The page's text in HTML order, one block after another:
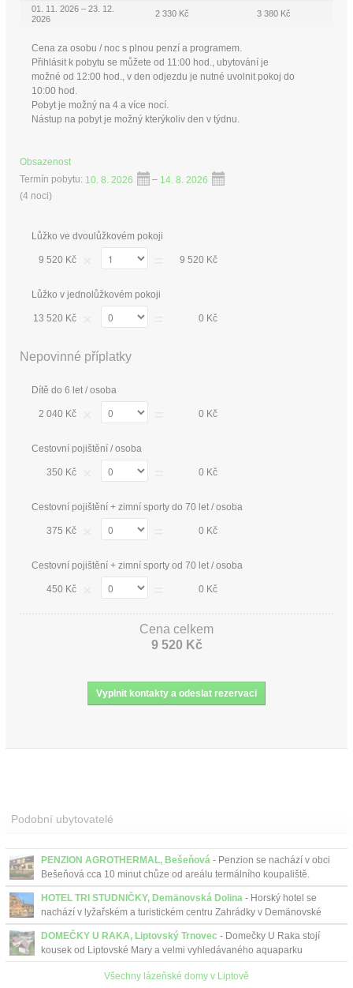
01. 11. 2026 – 23. 12.
2026
2 330 Kč 3 380 Kč
Cena za osobu / noc s plnou penzí a programem.
Přihlásit k pobytu se můžete od 11:00 hod., ubytování je
možné od 12:00 hod., v den odjezdu je nutné uvolnit pokoj do
10:00 hod.
Pobyt je možný na 4 a více nocí.
Nástup na pobyt je možný kterýkoliv den v týdnu.
Obsazenost
Termín pobytu: 10. 8. 2026 – 14. 8. 2026
(4 noci)
Lůžko ve dvoulůžkovém pokoji
9 520 Kč 9 520 Kč
Lůžko v jednolůžkovém pokoji
13 520 Kč 0 Kč
Nepovinné příplatky
Dítě do 6 let / osoba
2 040 Kč 0 Kč
Cestovní pojištění / osoba
350 Kč 0 Kč
Cestovní pojištění + zimní sporty do 70 let / osoba
375 Kč 0 Kč
Cestovní pojištění + zimní sporty od 70 let / osoba
450 Kč 0 Kč
Cena celkem
9 520 Kč
Podobní ubytovatelé
PENZION AGROTHERMAL, Bešeňová - Penzion se nachází v obci
Bešeňová cca 10 minut chůze od areálu termálního koupaliště.
HOTEL TRI STUDNIČKY, Demänovská Dolina - Horský hotel se
nachází v lyžařském a turistickém centru Zahrádky v Demänovské
Dolině. Lákající je posezení na terase u plápolajícího o...
DOMEČKY U RAKA, Liptovský Trnovec - Domečky U Raka stojí
kousek od Liptovské Mary a velmi vyhledávaného aquaparku
Tatralandia.
Všechny lázeňské domy v Liptově